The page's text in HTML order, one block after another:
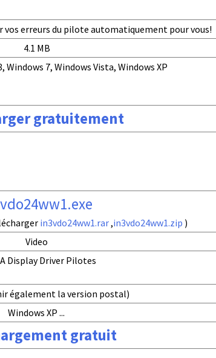
erreurs du pilote automatiquement pour vous!
4.1 MB
Windows 7, Windows Vista, Windows XP
gratuitement
in3vdo24ww1.rar,in3vdo24ww1.zip )
Video
Display Driver Pilotes
également la version postal)
Windows XP ...
gratuit